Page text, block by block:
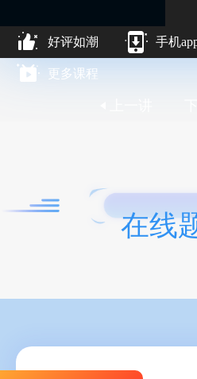
好评如潮 手机
更多课程
在线